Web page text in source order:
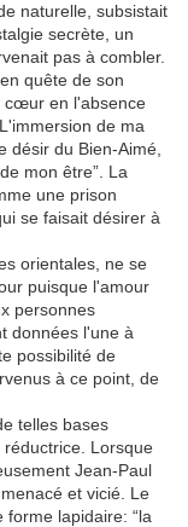
naturelle, subsistait
secrète, un
pas à combler.
quête de son
cœur en l'absence
de ma
désir du Bien-Aimé,
mon être”. La
une prison
se faisait désirer à
orientales, ne se
puisque l'amour
personnes
données l'une à
possibilité de
à ce point, de
telles bases
Lorsque
Jean-Paul
et vicié. Le
lapidaire: “la